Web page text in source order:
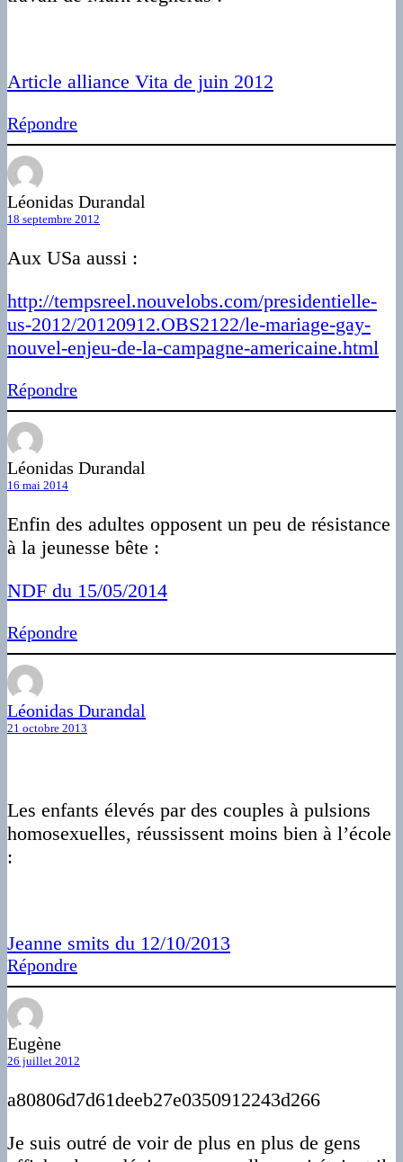
Article alliance Vita de juin 2012
Répondre
Léonidas Durandal
18 septembre 2012
Aux USa aussi :
http://tempsreel.nouvelobs.com/presidentielle-
us-2012/20120912.OBS2122/le-mariage-gay-
nouvel-enjeu-de-la-campagne-americaine.html
Répondre
Léonidas Durandal
16 mai 2014
Enfin des adultes opposent un peu de résistance
à la jeunesse bête :
NDF du 15/05/2014
Répondre
Léonidas Durandal
21 octobre 2013
Les enfants élevés par des couples à pulsions
homosexuelles, réussissent moins bien à l’école
:
Jeanne smits du 12/10/2013
Répondre
Eugène
26 juillet 2012
a80806d7d61deeb27e0350912243d266
Je suis outré de voir de plus en plus de gens